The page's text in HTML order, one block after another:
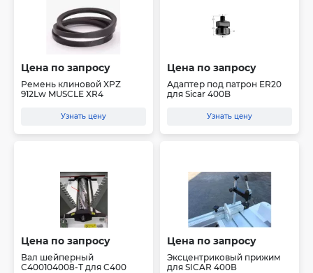
Цена по запросу
Ремень клиновой XPZ
912Lw MUSCLE XR4
Узнать цену
Цена по запросу
Адаптер под патрон ER20
для Sicar 400B
Узнать цену
Цена по запросу
Вал шейперный
С400104008-Т для C400
Цена по запросу
Эксцентриковый прижим
для SICAR 400В